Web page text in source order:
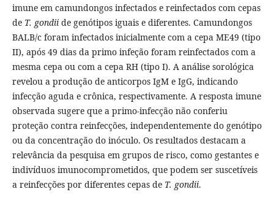
imune em camundongos infectados e reinfectados com cepas
de T. gondiide genótipos iguais e diferentes. Camundongos
BALB/c foram infectados inicialmente com a cepa ME49 (tipo
II), após 49 dias da primo infeção foram reinfectados com a
mesma cepa ou com a cepa RH (tipo I). A análise sorológica
revelou a produção de anticorpos IgM e IgG, indicando
infecção aguda e crônica, respectivamente. A resposta imune
observada sugere que a primo-infecção não conferiu
proteção contra reinfecções, independentemente do genótipo
ou da concentração do inóculo. Os resultados destacam a
relevância da pesquisa em grupos de risco, como gestantes e
indivíduos imunocomprometidos, que podem ser suscetíveis
a reinfecções por diferentes cepas de T. gondii.